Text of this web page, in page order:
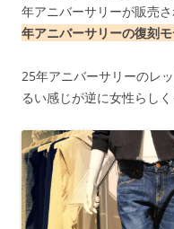
年アニバーサリーが販売
年アニバーサリーの復刻
25年アニバーサリーのレ
るい感じが逆に女性らし